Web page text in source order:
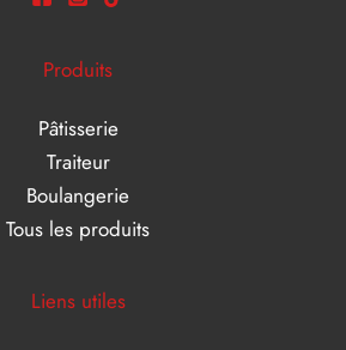
Produits
Pâtisserie
Traiteur
Boulangerie
Tous les produits
Liens utiles